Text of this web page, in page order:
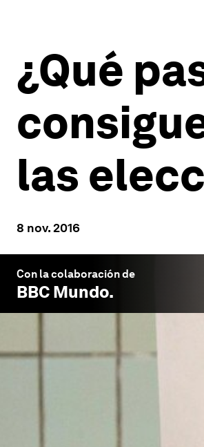
¿Qué
las
8 nov. 2016
Con la colaboración de
BBC Mundo.